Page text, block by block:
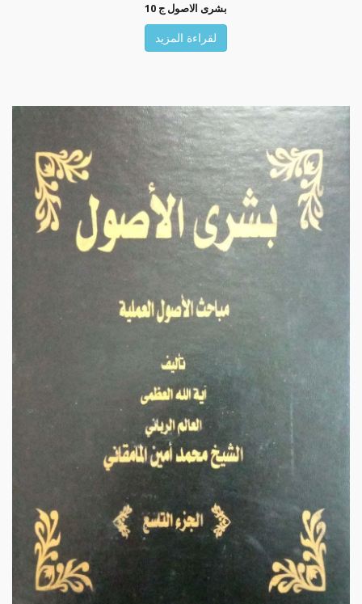
بشرى الاصول ج 10
لقراءة المزيد